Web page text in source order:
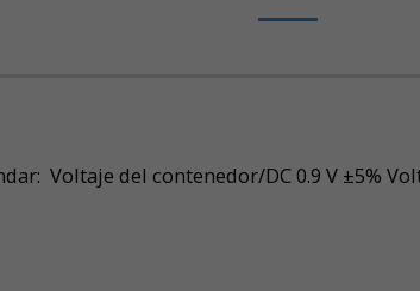
Voltaje del contenedor/DC 0.9 V ±5%